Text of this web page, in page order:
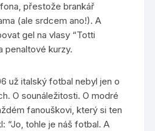
přestože brankář
(ale srdcem ano!). A
gel na vlasy “Totti
penaltové kurzy.
už italský fotbal nebyl jen o
O sounáležitosti. O modré
fanouškovi, který si ten
“Jo, tohle je náš fotbal. A